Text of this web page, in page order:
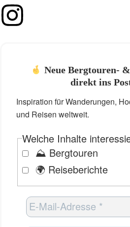
Neue Bergtouren-
direkt ins
Inspiration für Wanderungen,
und Reisen weltweit.
Welche Inhalte
⛰️ Bergtouren
🌍 Reiseberichte